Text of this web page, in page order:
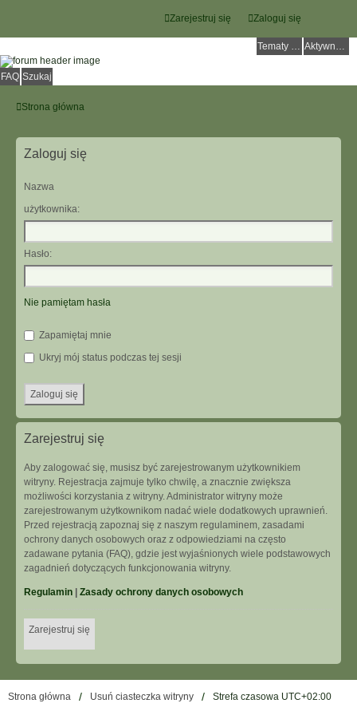
Zaloguj się
Zarejestruj się
Tematy bez odpowiedzi Aktywne tematy
FAQ Szukaj
Strona główna
Zaloguj się
Nazwa
użytkownika:
Hasło:
Nie pamiętam hasła
Zapamiętaj mnie
Ukryj mój status podczas tej sesji
Zarejestruj się
Aby zalogować się, musisz być zarejestrowanym użytkownikiem
witryny. Rejestracja zajmuje tylko chwilę, a znacznie zwiększa
możliwości korzystania z witryny. Administrator witryny może
zarejestrowanym użytkownikom nadać wiele dodatkowych uprawnień.
Przed rejestracją zapoznaj się z naszym regulaminem, zasadami
ochrony danych osobowych oraz z odpowiedziami na często
zadawane pytania (FAQ), gdzie jest wyjaśnionych wiele podstawowych
zagadnień dotyczących funkcjonowania witryny.
Regulamin Zasady ochrony danych osobowych
Zarejestruj się
Strona główna Usuń ciasteczka witryny Strefa czasowa UTC+02:00